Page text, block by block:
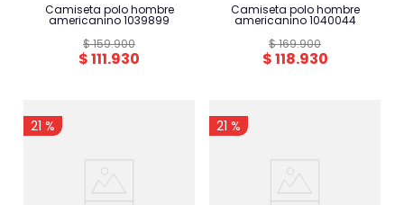
camiseta polo hombre
americanino 1039899
$159.900
$111.930
camiseta polo hombre
americanino 1040044
$169.900
$118.930
21 % 21 %